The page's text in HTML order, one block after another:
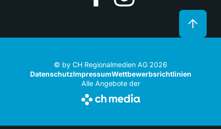
© by CH Regionalmedien AG 2026
DatenschutzImpressumWettbewerbsrichtlinien
Alle Angebote der